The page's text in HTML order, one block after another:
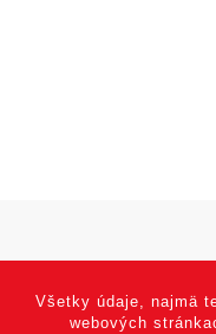
Všetky údaje, najmä
webových